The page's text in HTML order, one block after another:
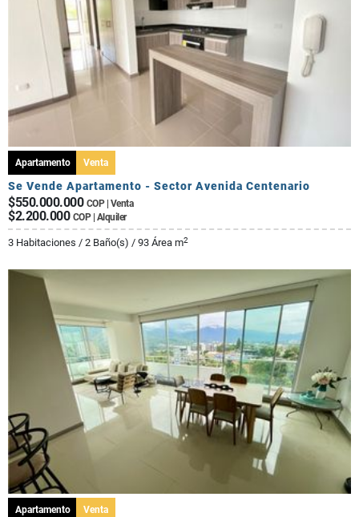
Apartamento Venta
Se Vende Apartamento - Sector Avenida Centenario
$550.000.000 COP | Venta
$2.200.000 COP | Alquiler
3 Habitaciones / 2 Baño(s) / 93 Área m2
Apartamento Venta